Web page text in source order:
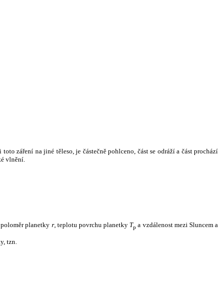
záření na jiné těleso, je částečně pohlceno, část se odráží a část prochází
vlnění.
planetky r, teplotu povrchu planetky Tp a vzdálenost mezi Sluncem a
tzn.